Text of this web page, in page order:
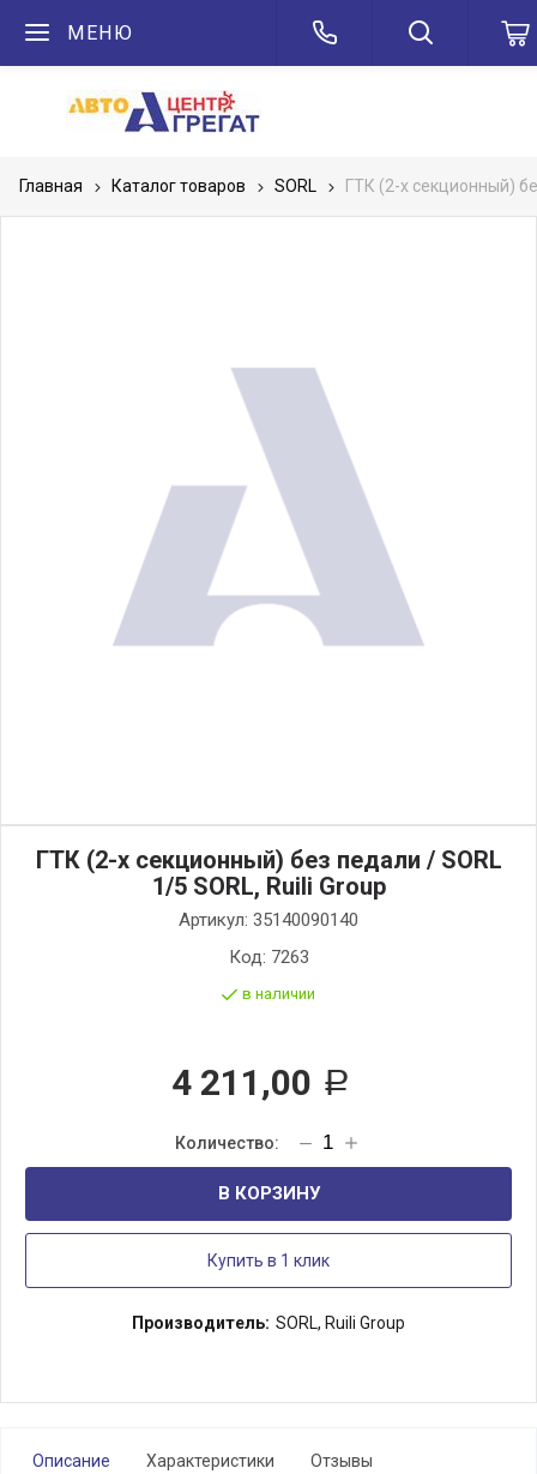
МЕНЮ
Главная Каталог товаров SORL ГТК (2-х секционный)
ГТК (2-х секционный) без педали / SORL
1/5 SORL, Ruili Group
Артикул: 35140090140
Код: 7263
в наличии
4 211,00 Р
В КОРЗИНУ
Купить в 1 клик
Производитель: SORL, Ruili Group
Описание Характеристики Отзывы